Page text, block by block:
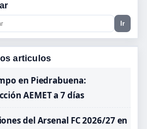
Ir
articulos
en Piedrabuena:
AEMET a 7 días
del Arsenal FC 2026/27 en